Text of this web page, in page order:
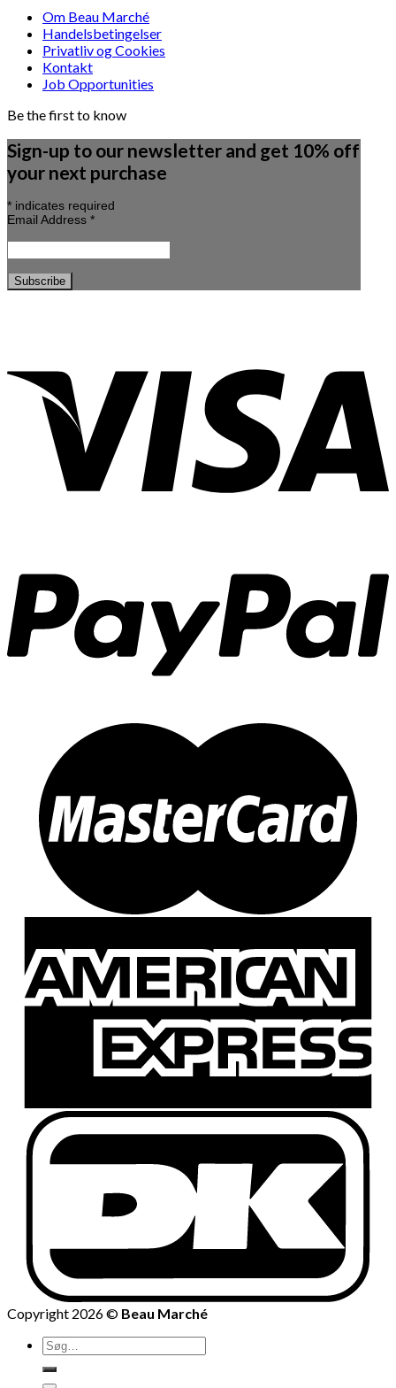
Om Beau Marché
Handelsbetingelser
Privatliv og Cookies
Kontakt
Job Opportunities
Be the first to know
Sign-up to our newsletter and get 10% off
your next purchase
* indicates required
Email Address *
Copyright 2026 © Beau Marché
Søg
efter: